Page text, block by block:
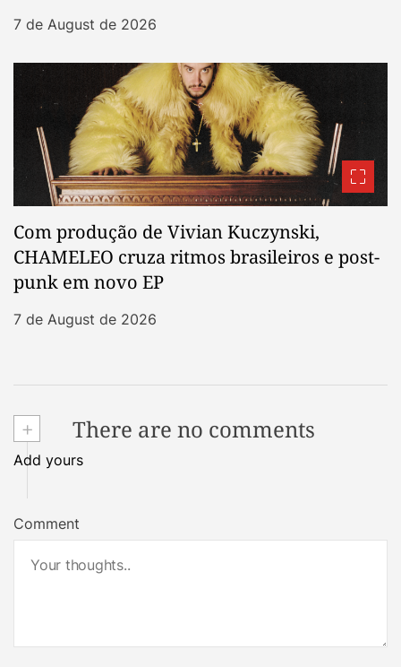
7 de August de 2026
Com produção de Vivian Kuczynski,
CHAMELEO cruza ritmos brasileiros e post-
punk em novo EP
7 de August de 2026
+ There are no comments
Add yours
Comment